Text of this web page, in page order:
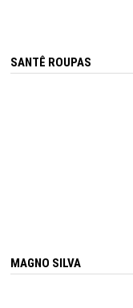
SANTÊ ROUPAS
MAGNO SILVA